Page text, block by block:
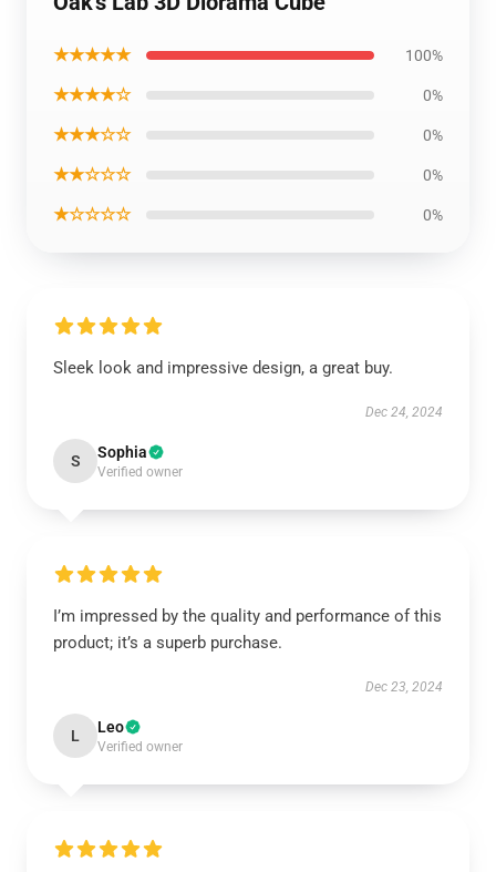
★★★★★ 100%
★★★★☆ 0%
★★★☆☆ 0%
★★☆☆☆ 0%
★☆☆☆☆ 0%
Sleek look and impressive design, a great buy.
Dec 24, 2024
S Sophia
Verified owner
I’m impressed by the quality and performance of this
product; it’s a superb purchase.
Dec 23, 2024
L Leo
Verified owner